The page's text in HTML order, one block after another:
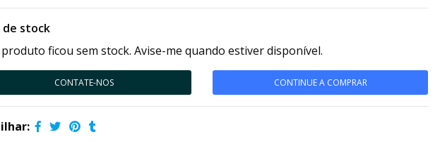
de stock
produto ficou sem stock. Avise-me quando estiver disponível.
CONTATE-NOS CONTINUE A COMPRAR